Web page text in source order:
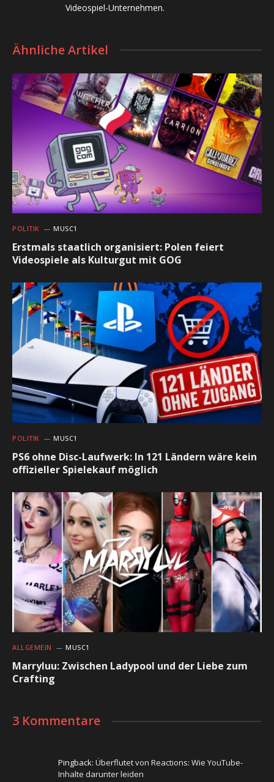
Videospiel-Unternehmen.
Ähnliche Artikel
POLITIK MUSC1
Erstmals staatlich organisiert: Polen feiert
Videospiele als Kulturgut mit GOG
POLITIK MUSC1
PS6 ohne Disc-Laufwerk: In 121 Ländern wäre kein
offizieller Spielekauf möglich
ALLGEMEIN MUSC1
Marryluu: Zwischen Ladypool und der Liebe zum
Crafting
3 Kommentare
Pingback: Überflutet von Reactions: Wie YouTube-
Inhalte darunter leiden